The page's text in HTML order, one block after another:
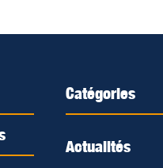
Catégories
Actualités